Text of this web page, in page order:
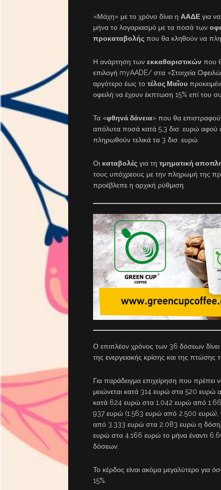
«Μάχη» με το χρόνο δίνει η ΑΑΔΕ για
μήνα το λογαριασμό με τα ποσά των
προκαταβολής που θα κληθούν να
Η ανάρτηση των εκκαθαριστικών που
επιλογή myAADE/ στα «Στοιχεία
αργότερο έως το τέλος Μαΐου
οφειλή να έχουν έκπτωση 15% επί του
Τα «φθηνά δάνεια» που θα
απόλυτα ποσά κατά 5,3 δισ. ευρώ αφού
πληρωθούν τελικά τα 3 δισ. ευρώ.
Οι καταβολές για τη τμηματική
τους υπόχρεους με την πληρωμή της
προέβλεπε η αρχική ρύθμιση.
Ο επιπλέον χρόνος των 36 δόσεων δίνει
της ενεργειακής κρίσης και της
Για παράδειγμα επιχείρηση που πρέπει
μειώνεται κατά 314 ευρώ στα 520 ευρώ
κατά 624 ευρώ στα 1.042 ευρώ από
937 ευρώ (1.563 ευρώ από 2.500 ευρώ),
από 3.333 ευρώ στα 2.083 ευρώ η δόση)
ευρώ στα 4.166 ευρώ το μήνα έναντι
δόσεων.
Το κέρδος είναι ακόμα μεγαλύτερο για
15%.